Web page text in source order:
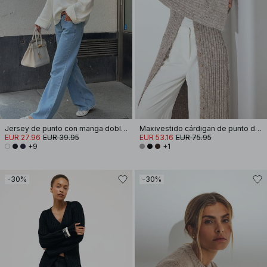
Jersey de punto con manga doblada
EUR 27.96 EUR 39.95
+9
Maxivestido cárdigan de punto de mezcla de lana
EUR 53.16 EUR 75.95
+1
-30% -30%